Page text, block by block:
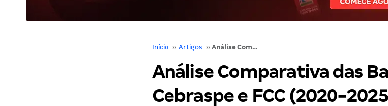
Início ›› Artigos ›› Análise Comparativa das Bancas FGV, Cebraspe e FCC (2020-2025)
Análise Comparativa das
Cebraspe e FCC (2020-